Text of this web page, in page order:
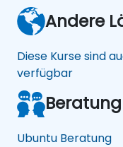
Andere
Diese Kurse sind
verfügbar
Beratung
Ubuntu Beratung